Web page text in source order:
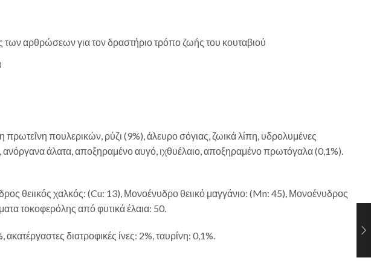
αρθρώσεων για τον δραστήριο τρόπο ζωής του κουταβιού
πουλερικών, ρύζι (9%), άλευρο σόγιας, ζωικά λίπη, υδρολυμένες
άλατα, αποξηραμένο αυγό, ιχθυέλαιο, αποξηραμένο πρωτόγαλα (0,1%).
θειικός χαλκός: (Cu: 13), Μονοένυδρο θειικό μαγγάνιο: (Mn: 45), Μονοένυδρος
τοκοφερόλης από φυτικά έλαια: 50.
διατροφικές ίνες: 2%, ταυρίνη: 0,1%.